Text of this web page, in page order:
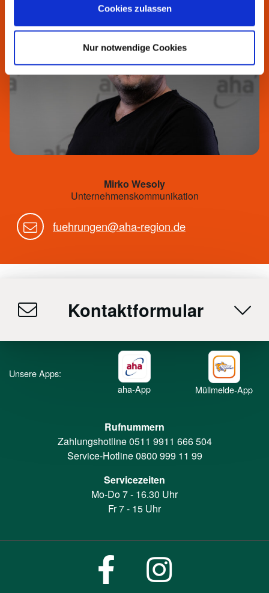
Cookies zulassen
Nur notwendige Cookies
Mirko Wesoly
Unternehmenskommunikation
fuehrungen@aha-region.de
Kontaktformular
Unsere Apps:
aha-App
Müllmelde-App
Rufnummern
Zahlungshotline0511 9911 666 504
Service-Hotline0800 999 11 99
Servicezeiten
Mo-Do 7 - 16.30 Uhr
Fr 7 - 15 Uhr